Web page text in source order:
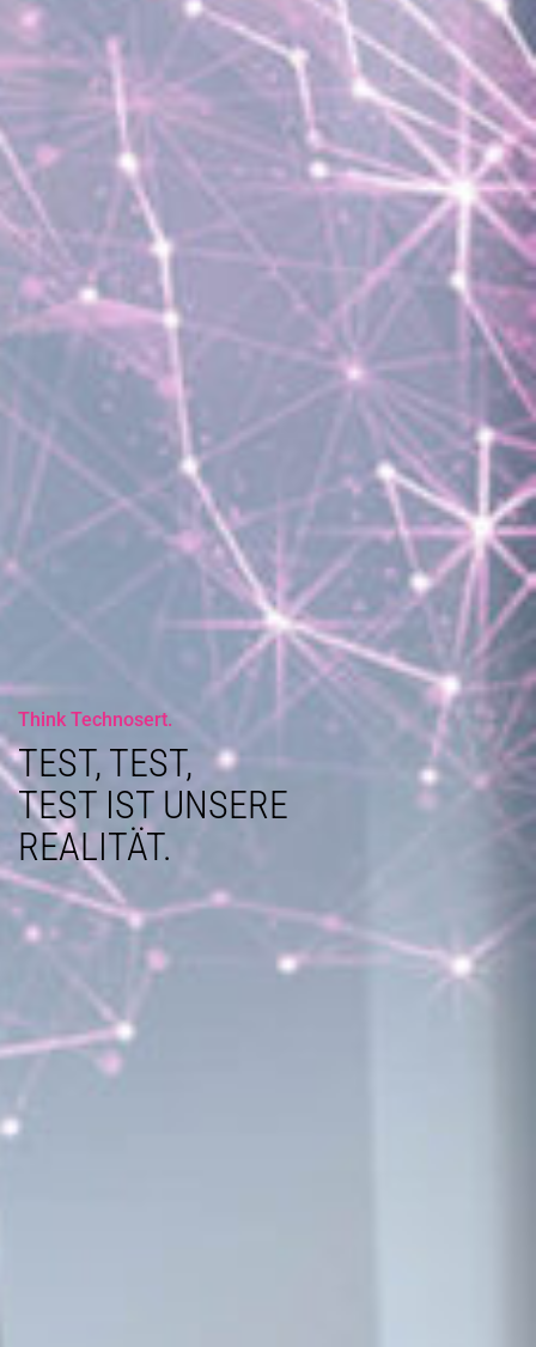
Think Technosert.
TEST, TEST,
TEST IST UNSERE
REALITÄT.